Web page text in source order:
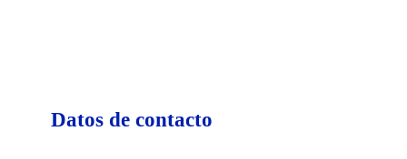
Datos de contacto